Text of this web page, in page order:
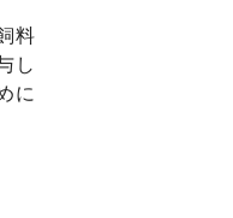
料
し
に